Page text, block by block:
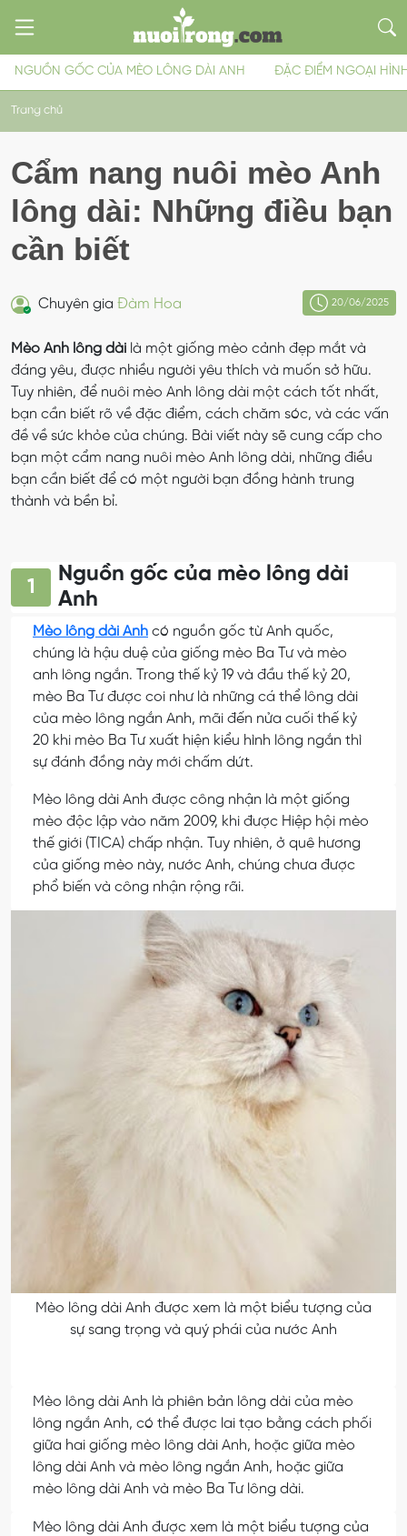
NGUỒN GỐC CỦA MÈO LÔNG DÀI ANH ĐẶC ĐIỂM NGOẠI
Trang chủ
Cẩm nang nuôi mèo Anh
lông dài: Những điều bạn
cần biết
Chuyên gia Đàm Hoa 20/06/2025
Mèo Anh lông dài là một giống mèo cảnh đẹp mắt và
đáng yêu, được nhiều người yêu thích và muốn sở hữu.
Tuy nhiên, để nuôi mèo Anh lông dài một cách tốt nhất,
bạn cần biết rõ về đặc điểm, cách chăm sóc, và các vấn
đề về sức khỏe của chúng. Bài viết này sẽ cung cấp cho
bạn một cẩm nang nuôi mèo Anh lông dài, những điều
bạn cần biết để có một người bạn đồng hành trung
thành và bền bỉ.
1
Nguồn gốc của mèo lông dài
Anh
Mèo lông dài Anh có nguồn gốc từ Anh quốc,
chúng là hậu duệ của giống mèo Ba Tư và mèo
anh lông ngắn. Trong thế kỷ 19 và đầu thế kỷ 20,
mèo Ba Tư được coi như là những cá thể lông dài
của mèo lông ngắn Anh, mãi đến nửa cuối thế kỷ
20 khi mèo Ba Tư xuất hiện kiểu hình lông ngắn thì
sự đánh đồng này mới chấm dứt.
Mèo lông dài Anh được công nhận là một giống
mèo độc lập vào năm 2009, khi được Hiệp hội mèo
thế giới (TICA) chấp nhận. Tuy nhiên, ở quê hương
của giống mèo này, nước Anh, chúng chưa được
phổ biến và công nhận rộng rãi.
Mèo lông dài Anh được xem là một biểu tượng của
sự sang trọng và quý phái của nước Anh
Mèo lông dài Anh là phiên bản lông dài của mèo
lông ngắn Anh, có thể được lai tạo bằng cách phối
giữa hai giống mèo lông dài Anh, hoặc giữa mèo
lông dài Anh và mèo lông ngắn Anh, hoặc giữa
mèo lông dài Anh và mèo Ba Tư lông dài.
Mèo lông dài Anh được xem là một biểu tượng của